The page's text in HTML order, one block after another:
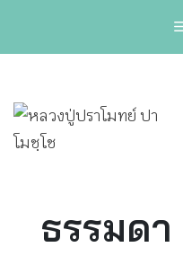
ธรรมดา